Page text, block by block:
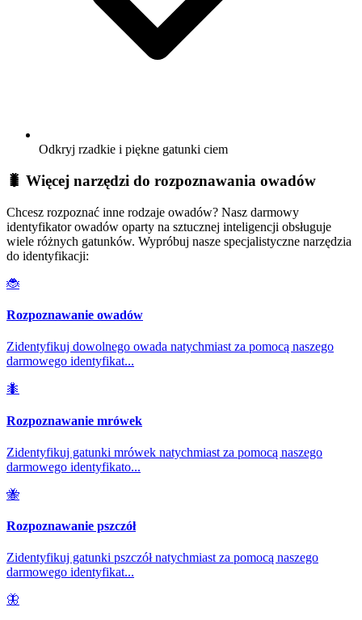
Odkryj rzadkie i piękne gatunki ciem
🐛 Więcej narzędzi do rozpoznawania owadów
Chcesz rozpoznać inne rodzaje owadów? Nasz darmowy
identyfikator owadów oparty na sztucznej inteligencji obsługuje
wiele różnych gatunków. Wypróbuj nasze specjalistyczne narzędzia
do identyfikacji:
🐞
Rozpoznawanie owadów
Zidentyfikuj dowolnego owada natychmiast za pomocą naszego
darmowego identyfikat...
🐜
Rozpoznawanie mrówek
Zidentyfikuj gatunki mrówek natychmiast za pomocą naszego
darmowego identyfikato...
🐝
Rozpoznawanie pszczół
Zidentyfikuj gatunki pszczół natychmiast za pomocą naszego
darmowego identyfikat...
🦋